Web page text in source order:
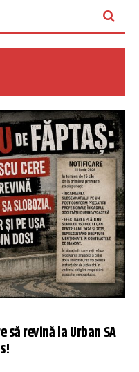
să revină la Urban SA